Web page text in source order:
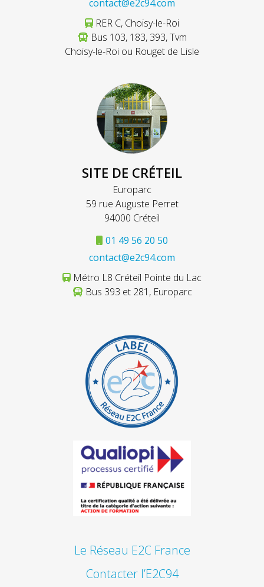
contact@e2c94.com
RER C, Choisy-le-Roi
Bus 103, 183, 393, Tvm
Choisy-le-Roi ou Rouget de Lisle
SITE DE CRÉTEIL
Europarc
59 rue Auguste Perret
94000 Créteil
01 49 56 20 50
contact@e2c94.com
Métro L8 Créteil Pointe du Lac
Bus 393 et 281, Europarc
Le Réseau E2C France
Contacter l’E2C94